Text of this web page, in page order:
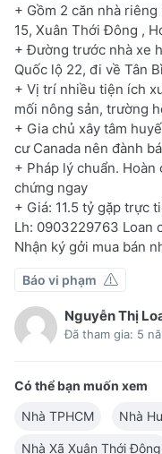
+ Gồm 2 căn nhà
15, Xuân Thới Đông ,
+ Đường trước nhà xe
Quốc lộ 22, đi về Tân
+ Vị trí nhiều tiện ích
mối nông sản, trường
+ Gia chủ xây tâm
cư Canada nên đành
+ Pháp lý chuẩn.
chứng ngay
+ Giá: 11.5 tỷ gặp trực
Lh: 0903229763 Loan
Nhận ký gởi mua bán
Báo vi phạm
Nguyễn Thị
Đã tham gia: 5
Có thể bạn muốn xem
Nhà TPHCM
Nhà
Nhà Xã Xuân Thới Đông